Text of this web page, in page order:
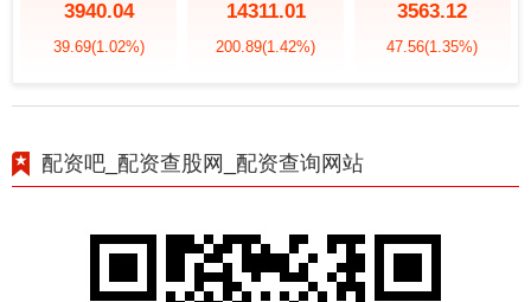
3940.04
39.69(1.02%)
14311.01
200.89(1.42%)
3563.12
47.56(1.35%)
配资吧_配资查股网_配资查询网站